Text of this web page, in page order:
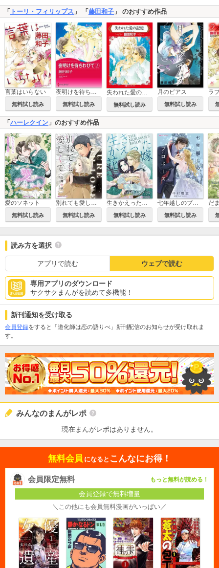
「 トーリ・フィリップス 」 「 藤田和子 」 のおすすめ作品
言葉はいらない
無料試し読み
夜明けを待ちわびて
無料試し読み 無料試し読み
月のピアス
無料試し読み
「ハーレクイン 」のおすすめ作品
愛のソネット
無料試し読み 無料試し読み 無料試し読み
七年越しのプロポーズ
無料試し読み
読み方を選択
アプリで読む ウェブで読む
専用アプリのダウンロード
サクサクまんがを読めて多機能！
新刊通知を受け取る
会員登録をすると「道化師は恋の語りべ」新刊配信のお知らせが受け取れま
す。
みんなのまんがレポ
現在まんがレポはありません。
無料会員 になると こんなにお得！
会員限定無料 もっと無料が読める！
会員登録で無料増量
＼この他にも会員無料漫画がいっぱい／